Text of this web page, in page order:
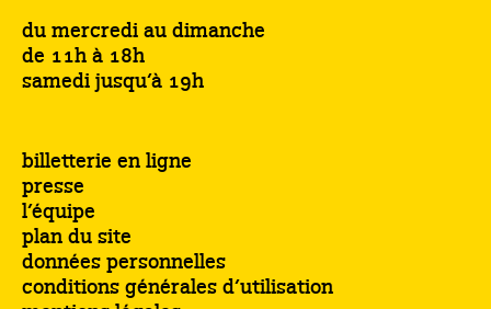
du mercredi au dimanche
de 11h à 18h
samedi jusqu’à 19h
billetterie en ligne
presse
l’équipe
plan du site
données personnelles
conditions générales d’utilisation